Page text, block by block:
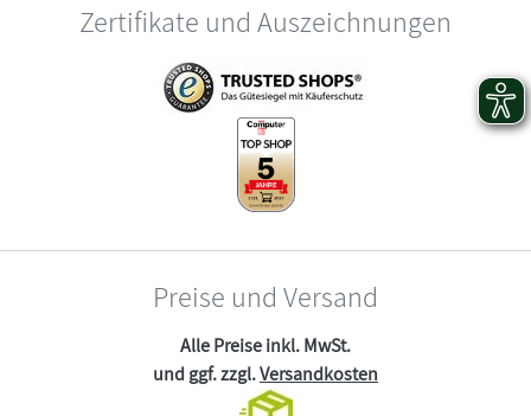
Zertifikate und Auszeichnungen
Preise und Versand
Alle Preise inkl. MwSt.
und ggf. zzgl.Versandkosten